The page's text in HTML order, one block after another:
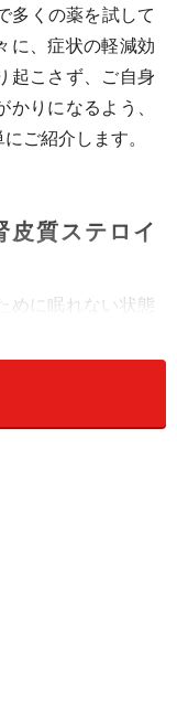
多くの薬を試して
に、症状の軽減効
起こさず、ご自身
りになるよう、
ご紹介します。
皮質ステロイ
めに眠れない状態
抗ヒスタミン薬や
テロイドを4～7日